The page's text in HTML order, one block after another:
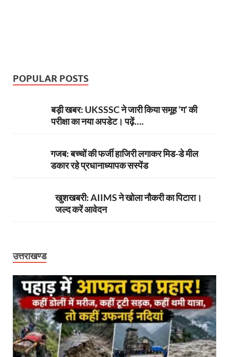
POPULAR POSTS
बड़ी खबर: UKSSSC ने जारी किया समूह ‘ग’ की
परीक्षा का नया अपडेट। पढ़ें….
गजब: बच्चों की फर्जी हाजिरी लगाकर मिड-डे मील
डकार रहे प्रधानाध्यापक सस्पेंड
खुशखबरी: AIIMS ने खोला नौकरी का पिटारा।
जल्द करें आवेदन
उत्तराखण्ड